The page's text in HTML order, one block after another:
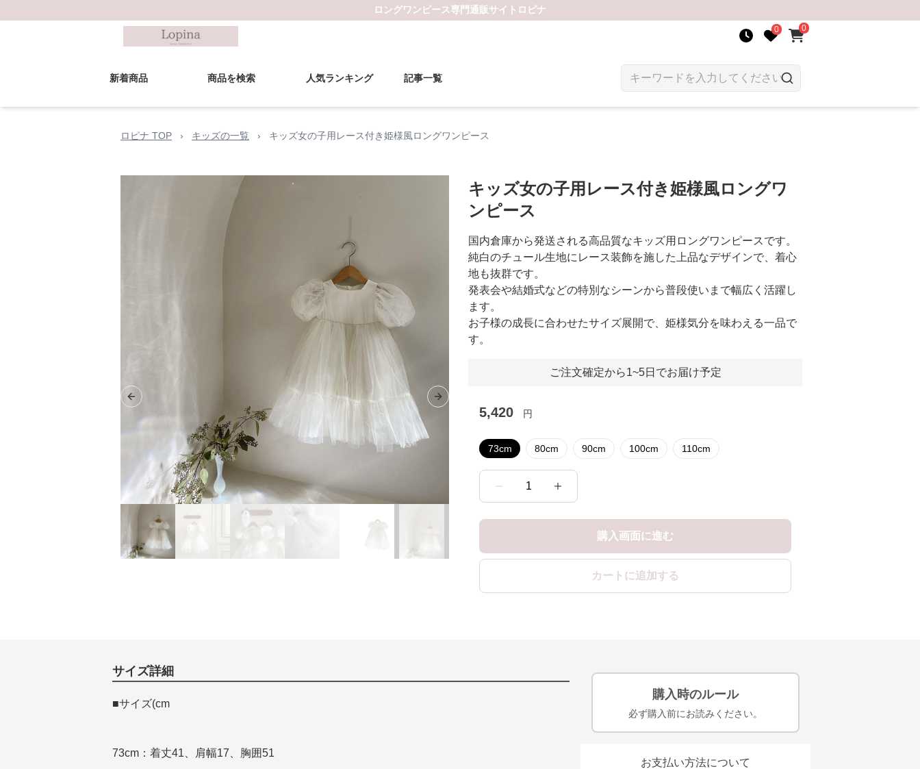
ロングワンピース専門通販サイト ロピナ
0 0
新着商品 商品を検索 人気ランキング 記事一覧
ロピナ TOP › キッズの一覧 › キッズ女の子用レース付き姫様風ロングワンピース
Previous slide Next slide
キッズ女の子用レース付き姫様風ロングワ
ンピース
国内倉庫から発送される高品質なキッズ用ロングワンピースです。
純白のチュール生地にレース装飾を施した上品なデザインで、着心
地も抜群です。
発表会や結婚式などの特別なシーンから普段使いまで幅広く活躍し
ます。
お子様の成長に合わせたサイズ展開で、姫様気分を味わえる一品で
す。
ご注文確定から1~5日でお届け予定
5,420 円
73cm 80cm 90cm 100cm 110cm
1
購入画面に進む
カートに追加する
サイズ詳細
■サイズ(cm
73cm：着丈41、肩幅17、胸囲51
購入時のルール
必ず購入前にお読みください。
お支払い方法について